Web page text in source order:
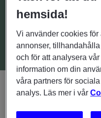
hemsida!
Vi använder cookies
annonser,
och för att analysera
information om din
våra partners för
analys. Läs mer i vår